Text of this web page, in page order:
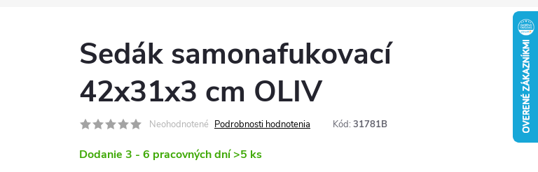
Sedák samonafukovací
42x31x3 cm OLIV
Neohodnotené Podrobnosti hodnotenia Kód: 31781B
Dodanie 3 - 6 pracovných dní>5 ks